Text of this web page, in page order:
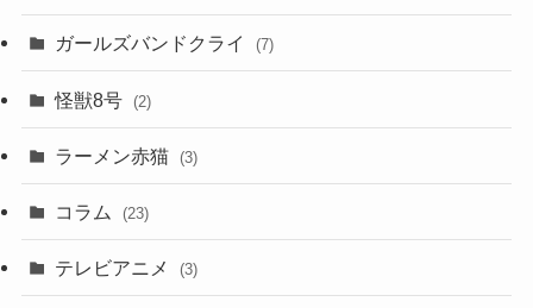
ガールズバンドクライ (7)
怪獣8号 (2)
ラーメン赤猫 (3)
コラム (23)
テレビアニメ (3)